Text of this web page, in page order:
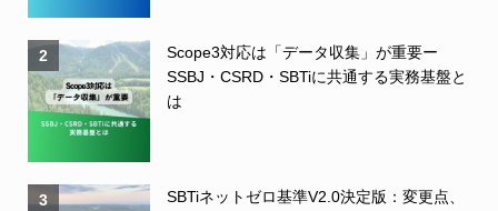
2
Scope3対応は「データ収集」が重要ー
SSBJ・CSRD・SBTiに共通する実務基盤と
は
3
SBTiネットゼロ基準V2.0決定版：変更点、